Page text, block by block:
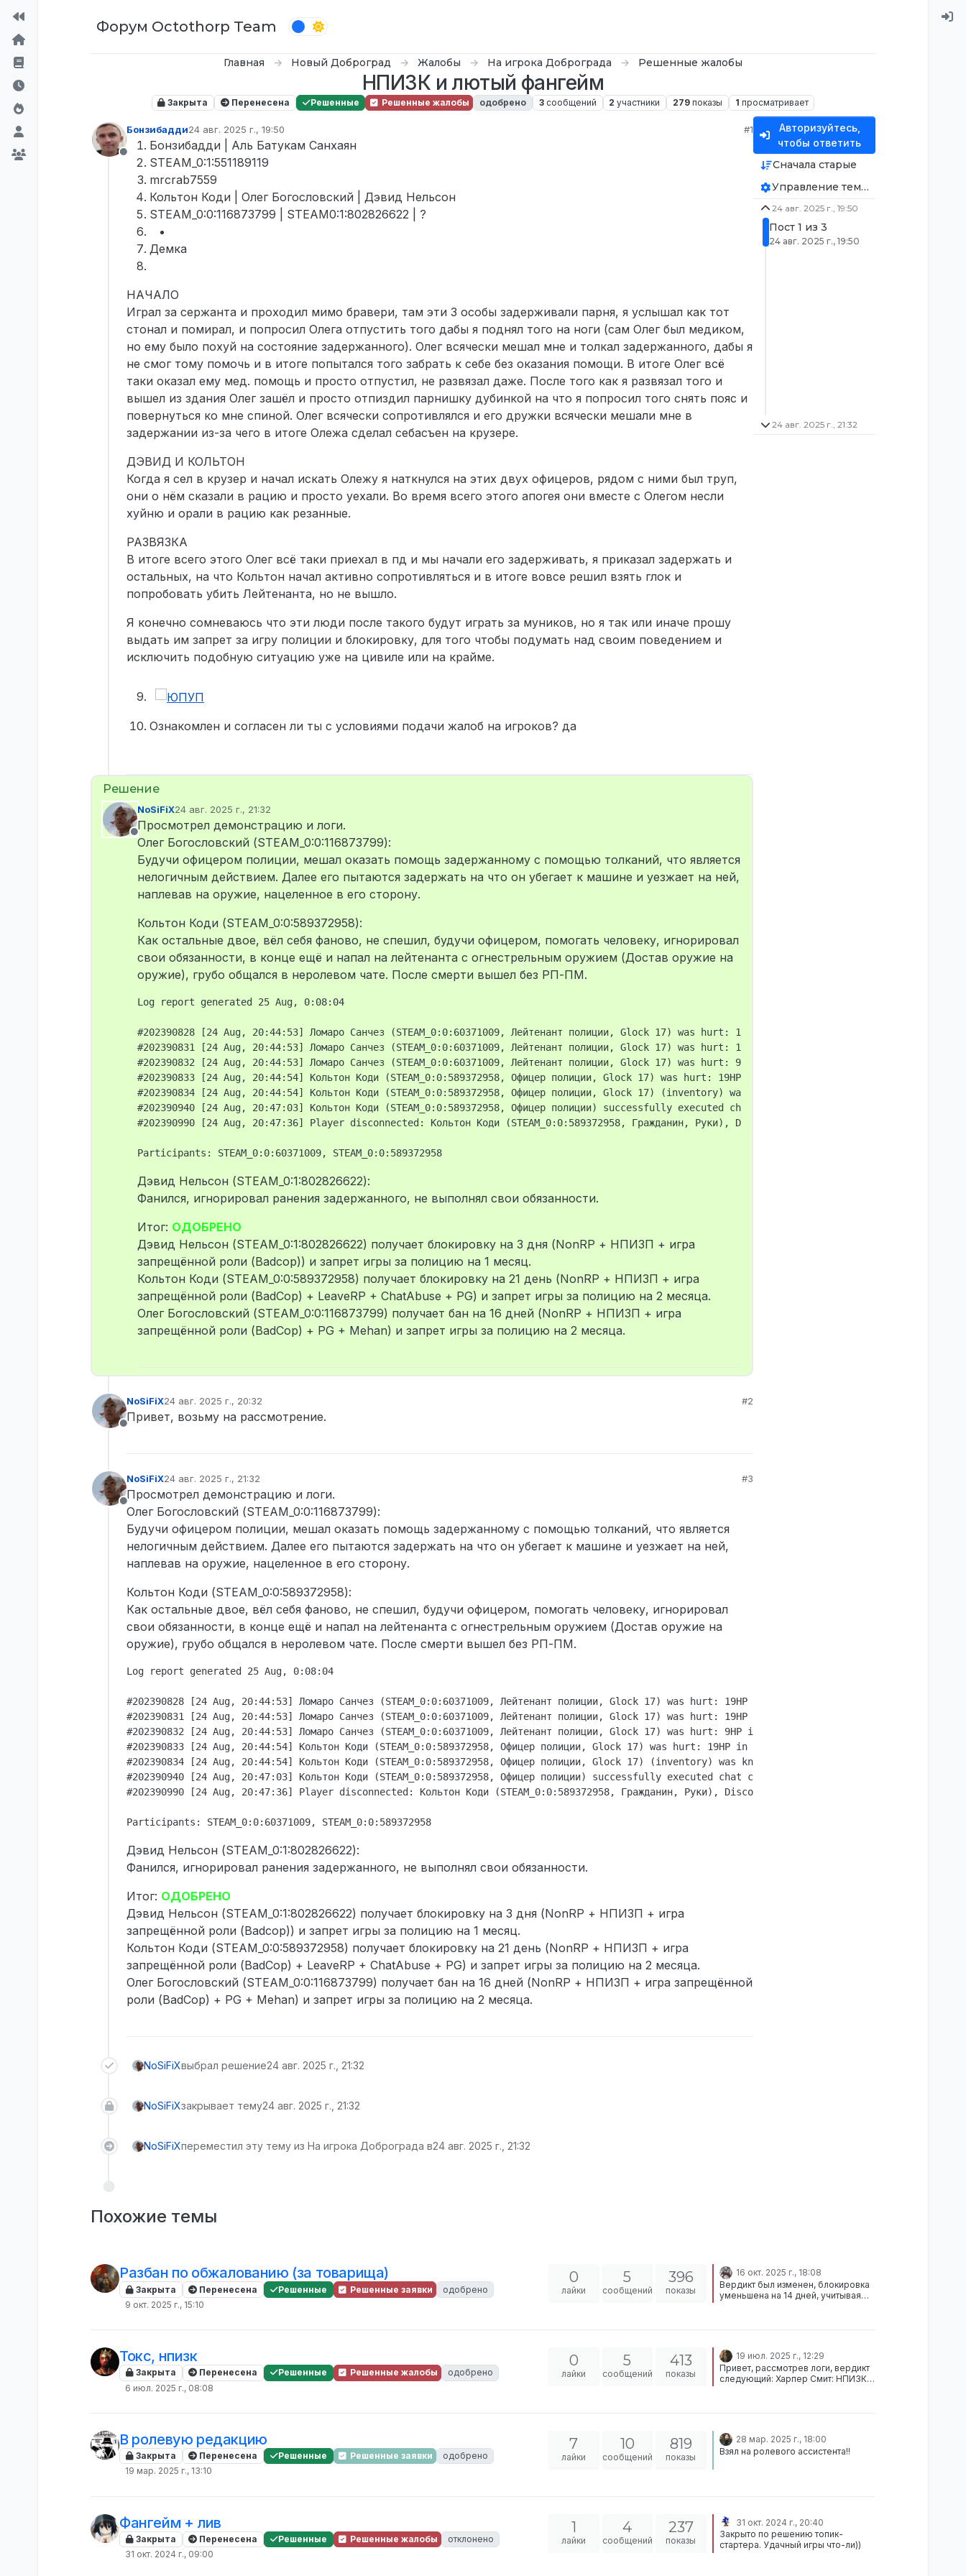
Форум Octothorp Team
Главная Новый Доброград Жалобы На игрока Доброграда Решенные жалобы
НПИЗК и лютый фангейм
Закрыта Перенесена Решенные Решенные жалобы одобрено 3 сообщений 2 участники 279 показы 1 просматривает
Не в сети
Бонзибадди24 авг. 2025 г., 19:50
отредактировано
#1
Бонзибадди | Аль Батукам Санхаян
STEAM_0:1:551189119
mrcrab7559
Кольтон Коди | Олег Богословский | Дэвид Нельсон
STEAM_0:0:116873799 | STEAM0:1:802826622 | ?
Демка
НАЧАЛО
Играл за сержанта и проходил мимо бравери, там эти 3 особы задерживали парня, я услышал как тот
стонал и помирал, и попросил Олега отпустить того дабы я поднял того на ноги (сам Олег был медиком,
но ему было похуй на состояние задержанного). Олег всячески мешал мне и толкал задержанного, дабы я
не смог тому помочь и в итоге попытался того забрать к себе без оказания помощи. В итоге Олег всё
таки оказал ему мед. помощь и просто отпустил, не развязал даже. После того как я развязал того и
вышел из здания Олег зашёл и просто отпиздил парнишку дубинкой на что я попросил того снять пояс и
повернуться ко мне спиной. Олег всячески сопротивлялся и его дружки всячески мешали мне в
задержании из-за чего в итоге Олежа сделал себасъен на крузере.
ДЭВИД И КОЛЬТОН
Когда я сел в крузер и начал искать Олежу я наткнулся на этих двух офицеров, рядом с ними был труп,
они о нём сказали в рацию и просто уехали. Во время всего этого апогея они вместе с Олегом несли
хуйню и орали в рацию как резанные.
РАЗВЯЗКА
В итоге всего этого Олег всё таки приехал в пд и мы начали его задерживать, я приказал задержать и
остальных, на что Кольтон начал активно сопротивляться и в итоге вовсе решил взять глок и
попробовать убить Лейтенанта, но не вышло.
Я конечно сомневаюсь что эти люди после такого будут играть за муников, но я так или иначе прошу
выдать им запрет за игру полиции и блокировку, для того чтобы подумать над своим поведением и
исключить подобную ситуацию уже на цивиле или на крайме.
Ознакомлен и согласен ли ты с условиями подачи жалоб на игроков? да
Не в сети
NoSiFiX24 авг. 2025 г., 21:32
отредактировано
Просмотрел демонстрацию и логи.
Олег Богословский (STEAM_0:0:116873799):
Будучи офицером полиции, мешал оказать помощь задержанному с помощью толканий, что является
нелогичным действием. Далее его пытаются задержать на что он убегает к машине и уезжает на ней,
наплевав на оружие, нацеленное в его сторону.
Кольтон Коди (STEAM_0:0:589372958):
Как остальные двое, вёл себя фаново, не спешил, будучи офицером, помогать человеку, игнорировал
свои обязанности, в конце ещё и напал на лейтенанта с огнестрельным оружием (Достав оружие на
оружие), грубо общался в неролевом чате. После смерти вышел без РП-ПМ.
Log report generated 25 Aug, 0:08:04
#202390828 [24 Aug, 20:44:53] Ломаро Санчез (STEAM_0:0:60371009, Лейтенант полиции, Glock 17) was hurt: 19HP in  by Кольтон Коди
#202390831 [24 Aug, 20:44:53] Ломаро Санчез (STEAM_0:0:60371009, Лейтенант полиции, Glock 17) was hurt: 19HP in  by Кольтон Коди
#202390832 [24 Aug, 20:44:53] Ломаро Санчез (STEAM_0:0:60371009, Лейтенант полиции, Glock 17) was hurt: 9HP in руку by Кольтон Коди
#202390833 [24 Aug, 20:44:54] Кольтон Коди (STEAM_0:0:589372958, Офицер полиции, Glock 17) was hurt: 19HP in  by Ломаро Санчез
#202390834 [24 Aug, 20:44:54] Кольтон Коди (STEAM_0:0:589372958, Офицер полиции, Glock 17) (inventory) was knocked by Ломаро Санчез
#202390940 [24 Aug, 20:47:03] Кольтон Коди (STEAM_0:0:589372958, Офицер полиции) successfully executed chat command: / СУКИ
#202390990 [24 Aug, 20:47:36] Player disconnected: Кольтон Коди (STEAM_0:0:589372958, Гражданин, Руки), Disconnect by user.
Дэвид Нельсон (STEAM_0:1:802826622):
Фанился, игнорировал ранения задержанного, не выполнял свои обязанности.
Итог: ОДОБРЕНО
Дэвид Нельсон (STEAM_0:1:802826622) получает блокировку на 3 дня (NonRP + НПИЗП + игра
запрещённой роли (Badcop)) и запрет игры за полицию на 1 месяц.
Кольтон Коди (STEAM_0:0:589372958) получает блокировку на 21 день (NonRP + НПИЗП + игра
запрещённой роли (BadCop) + LeaveRP + ChatAbuse + PG) и запрет игры за полицию на 2 месяца.
Олег Богословский (STEAM_0:0:116873799) получает бан на 16 дней (NonRP + НПИЗП + игра
запрещённой роли (BadCop) + PG + Mehan) и запрет игры за полицию на 2 месяца.
Не в сети
NoSiFiX24 авг. 2025 г., 20:32
отредактировано
#2
Привет, возьму на рассмотрение.
Не в сети
NoSiFiX24 авг. 2025 г., 21:32
отредактировано
#3
Просмотрел демонстрацию и логи.
Олег Богословский (STEAM_0:0:116873799):
Будучи офицером полиции, мешал оказать помощь задержанному с помощью толканий, что является
нелогичным действием. Далее его пытаются задержать на что он убегает к машине и уезжает на ней,
наплевав на оружие, нацеленное в его сторону.
Кольтон Коди (STEAM_0:0:589372958):
Как остальные двое, вёл себя фаново, не спешил, будучи офицером, помогать человеку, игнорировал
свои обязанности, в конце ещё и напал на лейтенанта с огнестрельным оружием (Достав оружие на
оружие), грубо общался в неролевом чате. После смерти вышел без РП-ПМ.
Log report generated 25 Aug, 0:08:04
#202390828 [24 Aug, 20:44:53] Ломаро Санчез (STEAM_0:0:60371009, Лейтенант полиции, Glock 17) was hurt: 19HP in  by Кольтон Коди
#202390831 [24 Aug, 20:44:53] Ломаро Санчез (STEAM_0:0:60371009, Лейтенант полиции, Glock 17) was hurt: 19HP in  by Кольтон Коди
#202390832 [24 Aug, 20:44:53] Ломаро Санчез (STEAM_0:0:60371009, Лейтенант полиции, Glock 17) was hurt: 9HP in руку by Кольтон Коди
#202390833 [24 Aug, 20:44:54] Кольтон Коди (STEAM_0:0:589372958, Офицер полиции, Glock 17) was hurt: 19HP in  by Ломаро Санчез
#202390834 [24 Aug, 20:44:54] Кольтон Коди (STEAM_0:0:589372958, Офицер полиции, Glock 17) (inventory) was knocked by Ломаро Санчез
#202390940 [24 Aug, 20:47:03] Кольтон Коди (STEAM_0:0:589372958, Офицер полиции) successfully executed chat command: / СУКИ
#202390990 [24 Aug, 20:47:36] Player disconnected: Кольтон Коди (STEAM_0:0:589372958, Гражданин, Руки), Disconnect by user.
Дэвид Нельсон (STEAM_0:1:802826622):
Фанился, игнорировал ранения задержанного, не выполнял свои обязанности.
Итог: ОДОБРЕНО
Дэвид Нельсон (STEAM_0:1:802826622) получает блокировку на 3 дня (NonRP + НПИЗП + игра
запрещённой роли (Badcop)) и запрет игры за полицию на 1 месяц.
Кольтон Коди (STEAM_0:0:589372958) получает блокировку на 21 день (NonRP + НПИЗП + игра
запрещённой роли (BadCop) + LeaveRP + ChatAbuse + PG) и запрет игры за полицию на 2 месяца.
Олег Богословский (STEAM_0:0:116873799) получает бан на 16 дней (NonRP + НПИЗП + игра запрещённой
роли (BadCop) + PG + Mehan) и запрет игры за полицию на 2 месяца.
NoSiFiXвыбрал решение24 авг. 2025 г., 21:32
NoSiFiXзакрывает тему24 авг. 2025 г., 21:32
NoSiFiXпереместил эту тему из На игрока Доброграда в24 авг. 2025 г., 21:32
Авторизуйтесь,
чтобы ответить
Сначала старые
Управление темой
24 авг. 2025 г., 19:50
Пост 1 из 3
24 авг. 2025 г., 19:50
24 авг. 2025 г., 21:32
Похожие темы
Разбан по обжалованию (за товарища)
Закрыта Перенесена Решенные Решенные заявки
одобрено
9 окт. 2025 г., 15:10
0
лайки
5
сообщений
396
показы
16 окт. 2025 г., 18:08
Вердикт был изменен, блокировка
уменьшена на 14 дней, учитывая
Токс, нпизк
Закрыта Перенесена Решенные Решенные жалобы
одобрено
6 июл. 2025 г., 08:08
0
лайки
5
сообщений
413
показы
19 июл. 2025 г., 12:29
Привет, рассмотрев логи, вердикт
следующий: Харпер Смит: НПИЗК
разрешен лишь мелкий криминал.
Текст правила Зелёная зона - зона
с минимальной активностью
формы - угоны, хулиганство, драки.
Log report generated 19 Jul, 15:01:45
[6 Jul, 10:53:47] Харпер Смит
(STEAM_0:1:524685550, Гражданин)
В ролевую редакцию
Закрыта Перенесена Решенные Решенные заявки
одобрено
19 мар. 2025 г., 13:10
7
лайки
10
сообщений
819
показы
28 мар. 2025 г., 18:00
Взял на ролевого ассистента!!
Фангейм + лив
Закрыта Перенесена Решенные Решенные жалобы
отклонено
31 окт. 2024 г., 09:00
1
лайки
4
сообщений
237
показы
31 окт. 2024 г., 20:40
Закрыто по решению топик-
стартера. Удачный игры что-ли))